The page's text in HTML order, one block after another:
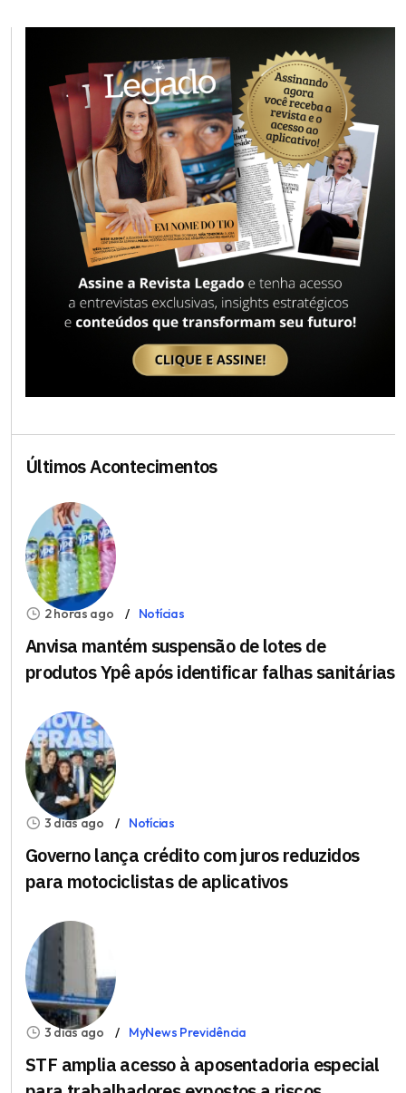
Últimos Acontecimentos
2 horas ago Notícias
Anvisa mantém suspensão de lotes de
produtos Ypê após identificar falhas sanitárias
3 dias ago Notícias
Governo lança crédito com juros reduzidos
para motociclistas de aplicativos
3 dias ago MyNews Previdência
STF amplia acesso à aposentadoria especial